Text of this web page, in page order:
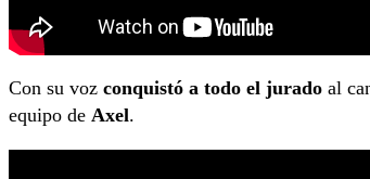
Con su voz conquistó a todo el jurado al
equipo de Axel.